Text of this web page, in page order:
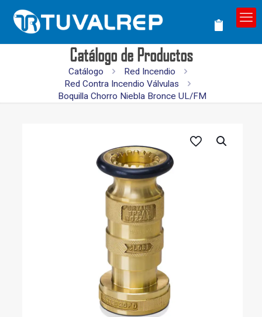
Catálogo de Productos
Catálogo
Red Incendio
Red Contra Incendio Válvulas
Boquilla Chorro Niebla Bronce UL/FM